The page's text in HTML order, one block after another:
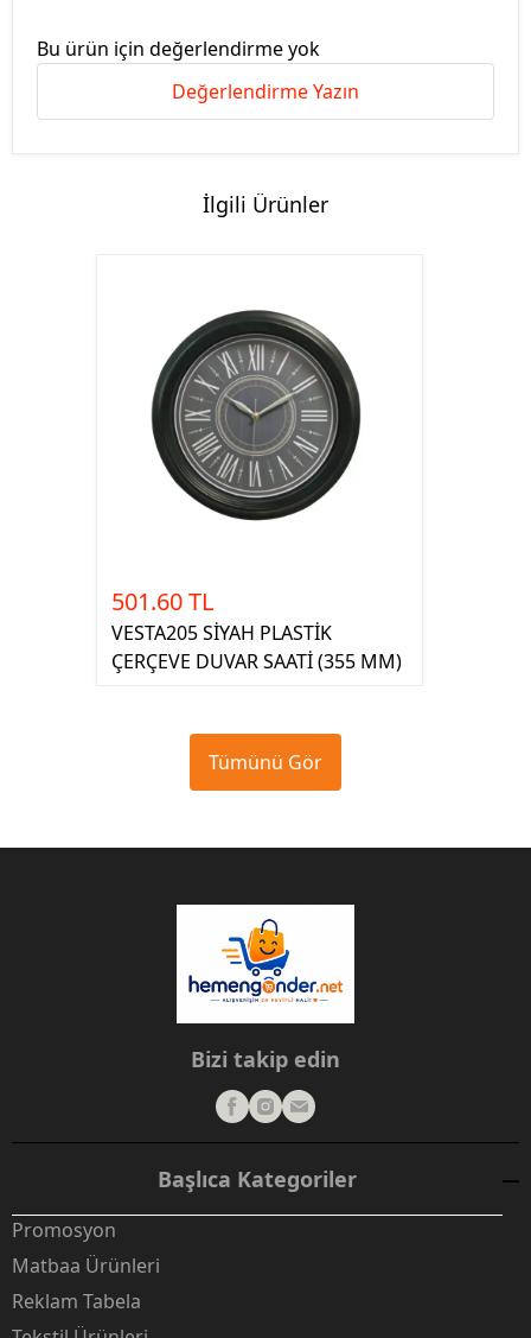
Bu ürün için değerlendirme yok
Değerlendirme Yazın
İlgili Ürünler
501.60 TL
VESTA205 SİYAH PLASTİK
ÇERÇEVE DUVAR SAATİ (355 MM)
Tümünü Gör
Bizi takip edin
Başlıca Kategoriler
Promosyon
Matbaa Ürünleri
Reklam Tabela